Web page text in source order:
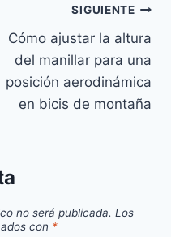
SIGUIENTE
Cómo ajustar la altura
del manillar para una
posición aerodinámica
en bicis de montaña
no será publicada. Los
con *